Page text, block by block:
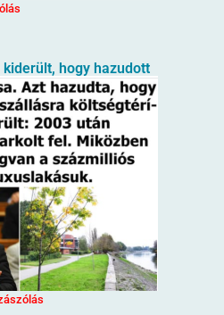
hogy hazudott